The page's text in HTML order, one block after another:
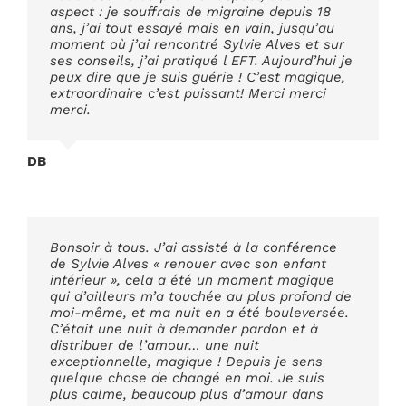
aspect : je souffrais de migraine depuis 18
ans, j’ai tout essayé mais en vain, jusqu’au
moment où j’ai rencontré Sylvie Alves et sur
ses conseils, j’ai pratiqué l EFT. Aujourd’hui je
peux dire que je suis guérie ! C’est magique,
extraordinaire c’est puissant! Merci merci
merci.
DB
Bonsoir à tous. J’ai assisté à la conférence
de Sylvie Alves « renouer avec son enfant
intérieur », cela a été un moment magique
qui d’ailleurs m’a touchée au plus profond de
moi-même, et ma nuit en a été bouleversée.
C’était une nuit à demander pardon et à
distribuer de l’amour… une nuit
exceptionnelle, magique ! Depuis je sens
quelque chose de changé en moi. Je suis
plus calme, beaucoup plus d’amour dans